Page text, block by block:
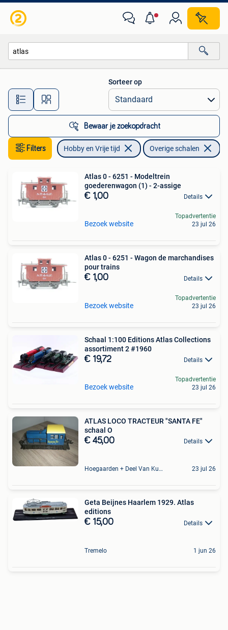
Alle afstanden…
Sorteer op
Bewaar je zoekopdracht
Filters Hobby en Vrije tijd Overige schalen
Atlas 0 - 6251 - Modeltrein
goederenwagon (1) - 2-assige
€ 1,00 Details
Bezoek website
Topadvertentie
23 jul 26
Atlas 0 - 6251 - Wagon de marchandises
pour trains
€ 1,00 Details
Bezoek website
Topadvertentie
23 jul 26
Schaal 1:100 Editions Atlas Collections
assortiment 2 #1960
€ 19,72 Details
Bezoek website
Topadvertentie
23 jul 26
ATLAS LOCO TRACTEUR "SANTA FE"
schaal O
€ 45,00 Details
Hoegaarden + Deel Van Kumtich + Deel Van Tienen 23 jul 26
Geta Beijnes Haarlem 1929. Atlas
editions
€ 15,00 Details
Tremelo 1 jun 26